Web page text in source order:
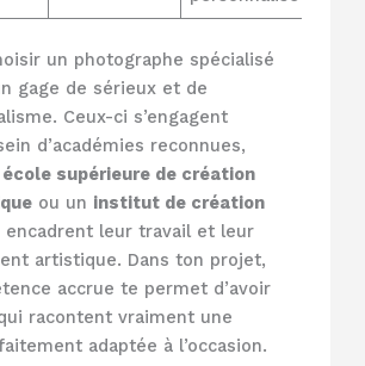
un photographe spécialisé
gage de sérieux et de
Ceux-ci s’engagent
d’académies reconnues,
école supérieure de création
ou un institut de création
encadrent leur travail et leur
artistique. Dans ton projet,
accrue te permet d’avoir
racontent vraiment une
adaptée à l’occasion.